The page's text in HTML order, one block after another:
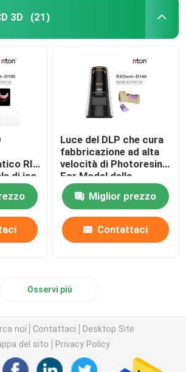
3D (21)
RITON della
di iso
Luce del DLP che cura
fabbricazione ad alta
velocità di Photoresin
For Model della
stampante 3d
Miglior prezzo
Contattaci
Osservi più
noi Contattaci
Desktop Site
del sito
Privacy Policy